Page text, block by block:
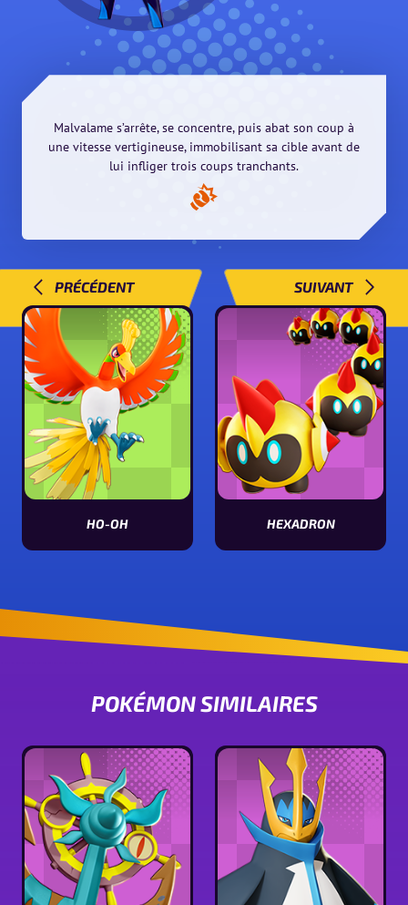
Malvalame s’arrête, se concentre, puis abat son coup à
une vitesse vertigineuse, immobilisant sa cible avant de
lui infliger trois coups tranchants.
PRÉCÉDENT
HO-OH
SUIVANT
HEXADRON
POKÉMON SIMILAIRES